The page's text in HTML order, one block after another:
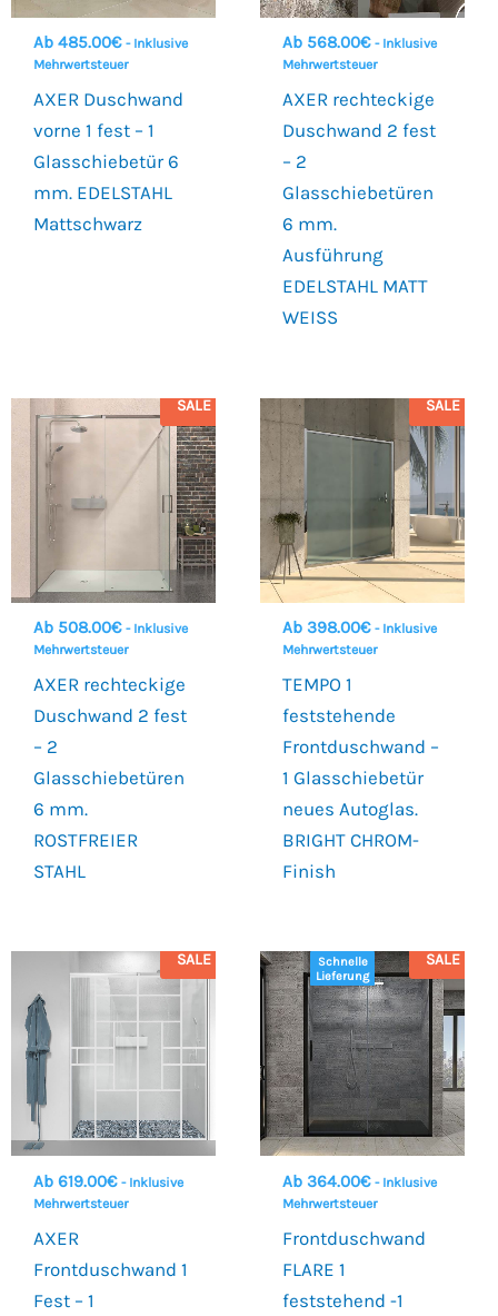
Ab 485.00€ - Inklusive
Mehrwertsteuer
AXER Duschwand
vorne 1 fest – 1
Glasschiebetür 6
mm. EDELSTAHL
Mattschwarz
Ab 568.00€ - Inklusive
Mehrwertsteuer
AXER rechteckige
Duschwand 2 fest
– 2
Glasschiebetüren
6 mm.
Ausführung
EDELSTAHL MATT
WEISS
SALE
Ab 508.00€ - Inklusive
Mehrwertsteuer
AXER rechteckige
Duschwand 2 fest
– 2
Glasschiebetüren
6 mm.
ROSTFREIER
STAHL
SALE
Ab 398.00€ - Inklusive
Mehrwertsteuer
TEMPO 1
feststehende
Frontduschwand –
1 Glasschiebetür
neues Autoglas.
BRIGHT CHROM-
Finish
SALE
Ab 619.00€ - Inklusive
Mehrwertsteuer
AXER
Frontduschwand 1
Fest – 1
Schnelle
Lieferung
SALE
Ab 364.00€ - Inklusive
Mehrwertsteuer
Frontduschwand
FLARE 1
feststehend -1